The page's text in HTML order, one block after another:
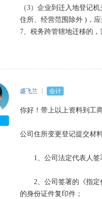
（3）企业到迁入地登记
住所、经营范围除外 )，
7、税务跨管辖地迁移的
盛飞兰 会计
你好！带上以上资料到工
公司住所变更登记提交材
1、公司法定代表人签
2、公司签署的《指定
的身份证件复印件；